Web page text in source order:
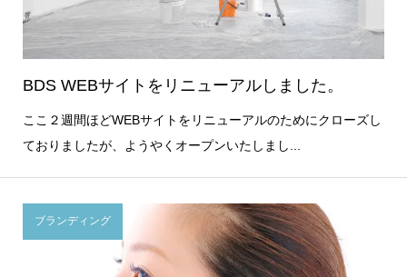
BDS WEBサイトをリニューアルしました。
ここ２週間ほどWEBサイトをリニューアルのためにクローズし
ておりましたが、ようやくオープンいたしまし...
ブランディング